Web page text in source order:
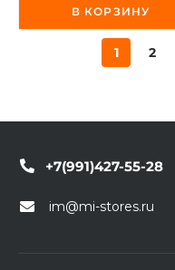
В КОРЗИНУ
1 2
+7(991)427-55-28
im@mi-stores.ru